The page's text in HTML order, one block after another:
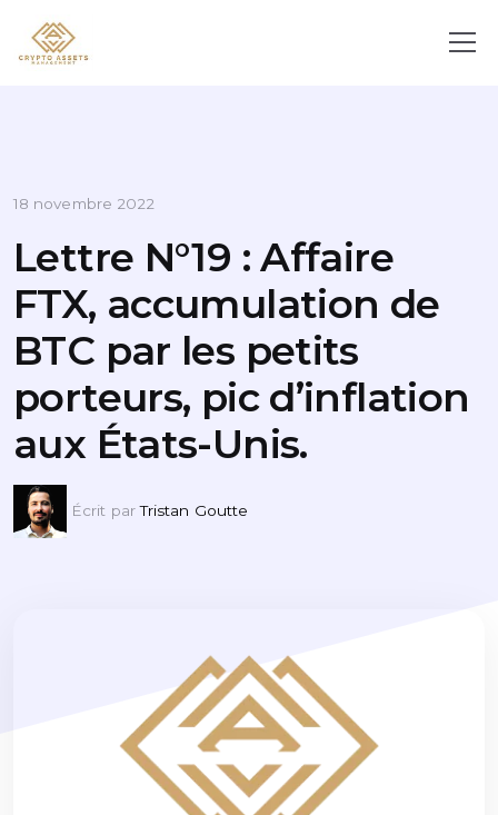
18 novembre 2022
Lettre N°19 : Affaire
FTX, accumulation de
BTC par les petits
porteurs, pic d’inflation
aux États-Unis.
Écrit parTristan Goutte